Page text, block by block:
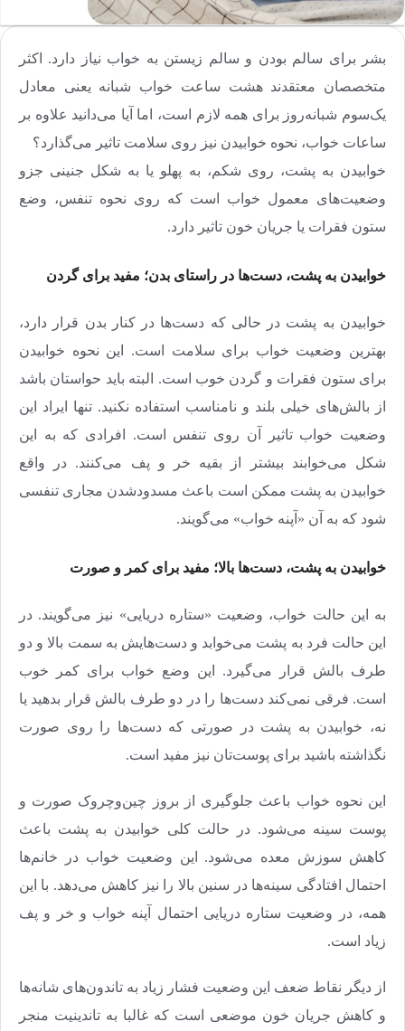
بشر برای سالم بودن و سالم زیستن به خواب نیاز دارد. اکثر
متخصصان معتقدند هشت ساعت خواب شبانه یعنی معادل
یک‌سوم شبانه‌روز برای همه لازم است، اما آیا می‌دانید علاوه بر
ساعات خواب، نحوه خوابیدن نیز روی سلامت تاثیر می‌گذارد؟
خوابیدن به پشت، روی شکم، به پهلو یا به شکل جنینی جزو
وضعیت‌های معمول خواب است که روی نحوه تنفس، وضع
ستون فقرات یا جریان خون تاثیر دارد.
خوابیدن به پشت، دست‌ها‌ در راستای بدن؛ مفید برای گردن
خوابیدن به پشت در حالی که دست‌ها در کنار بدن قرار دارد،
بهترین وضعیت خواب برای سلامت است. این نحوه خوابیدن
برای ستون فقرات و گردن خوب است. البته باید حواستان باشد‌
از بالش‌های خیلی بلند و نامناسب استفاده نکنید. تنها ایراد این
وضعیت خواب تاثیر آن روی تنفس است. افرادی که به این
شکل می‌خوابند بیشتر از بقیه خر و پف می‌کنند. در واقع
خوابیدن به پشت ممکن است باعث مسدود‌شدن مجاری تنفسی
شود که به آن «آپنه خواب» می‌گویند.
خوابیدن به پشت، دست‌ها بالا؛ ‌مفید برای کمر و صورت
به این حالت خواب، وضعیت «ستاره دریایی» نیز می‌گویند. در
این حالت فرد به پشت می‌خوابد و دست‌هایش به سمت بالا و دو
طرف بالش قرار می‌گیرد. این وضع خواب برای کمر خوب
است. فرقی نمی‌کند دست‌ها را در دو طرف بالش قرار بدهید یا
نه، خوابیدن به پشت در صورتی‌ که دست‌ها را روی صورت
نگذاشته باشید برای پوست‌تان نیز مفید است.
این نحوه خواب باعث جلوگیری از بروز چین‌و‌چروک صورت و
پوست سینه می‌شود. در حالت کلی خوابیدن به پشت باعث
کاهش سوزش معده می‌شود. این وضعیت خواب در خانم‌ها
احتمال افتادگی سینه‌ها در سنین بالا را نیز کاهش می‌دهد. با این
همه، در وضعیت ستاره دریایی احتمال آپنه خواب و خر و پف
زیاد است.
از دیگر نقاط ضعف این وضعیت فشار زیاد به تاندون‌های شانه‌ها
و کاهش جریان خون موضعی است که غالبا به تاندینیت منجر